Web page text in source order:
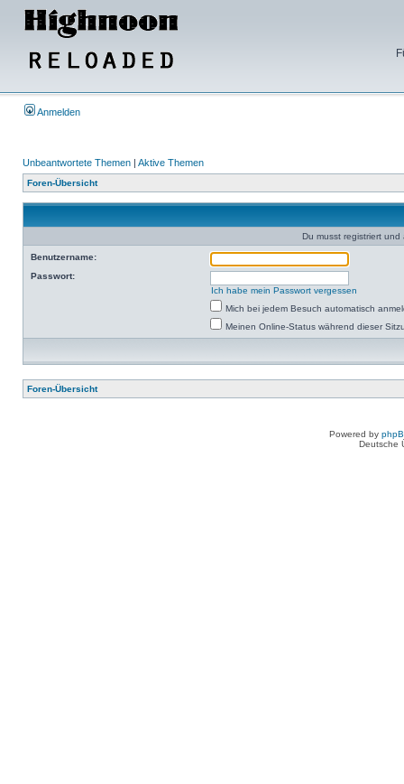
Anmelden
Unbeantwortete Themen | Aktive Themen
Foren-Übersicht
Du musst registriert
Benutzername:
Passwort:
Ich habe mein Passwort vergessen
Mich bei jedem Besuch automatisch
Meinen Online-Status während dieser
Foren-Übersicht
Powered by
Deutsche